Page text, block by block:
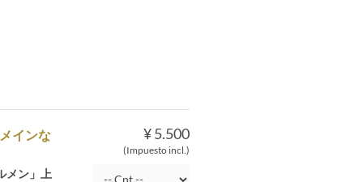
¥ 5.500
(Impuesto incl.)
インな
メン」上